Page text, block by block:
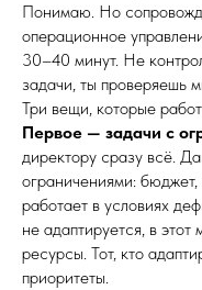
Понимаю. Но
операционное
30–40 минут. Не
задачи, ты проверяешь
Три вещи, которые
Первое — задачи с
директору сразу всё.
ограничениями:
работает в условиях
не адаптируется, в
ресурсы. Тот, кто
приоритеты.